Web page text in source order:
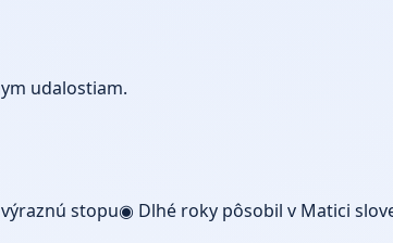
udalostiam.
stopu◉ Dlhé roky pôsobil v Matici